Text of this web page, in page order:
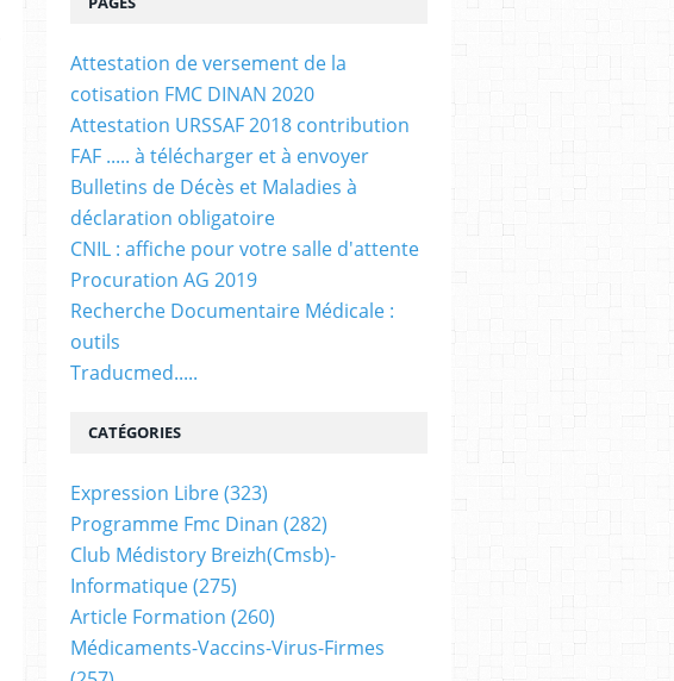
Attestation de versement de la
cotisation FMC DINAN 2020
Attestation URSSAF 2018 contribution
FAF ..... à télécharger et à envoyer
Bulletins de Décès et Maladies à
déclaration obligatoire
CNIL : affiche pour votre salle d'attente
Procuration AG 2019
Recherche Documentaire Médicale :
outils
Traducmed.....
CATÉGORIES
Expression Libre(323)
Programme Fmc Dinan (282)
Club Médistory Breizh(cmsb)-
Informatique(275)
Article Formation (260)
Médicaments-Vaccins-Virus-Firmes